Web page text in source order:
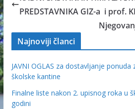
PREDSTAVNIKA GIZ-a i prof.
Najnoviji članci
JAVNI OGLAS za dostavljanje ponuda
školske kantine
Finalne liste nakon 2. upisnog roka u
godini